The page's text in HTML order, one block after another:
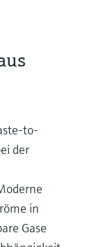
to-
der
in
Gase